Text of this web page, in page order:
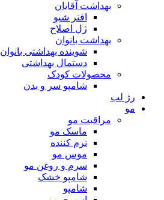
بهداشت آقایان
افتر شیو
ژل اصلاح
بهداشت بانوان
شوینده بهداشتی بانوان
دستمال بهداشتی
محصولات کودک
شامپو سر و بدن
رژ لب
مو
مراقبت مو
ماسک مو
نرم کننده
موس مو
سرم و روغن مو
شامپو خشک
شامپو